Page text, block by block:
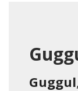
Guggul